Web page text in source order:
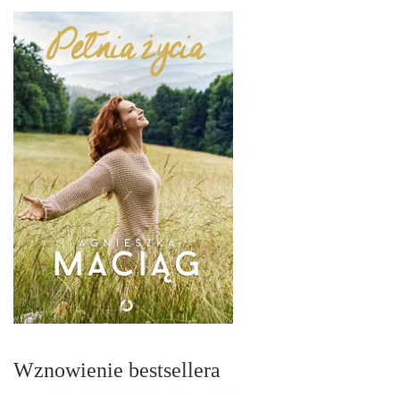
Wznowienie bestsellera